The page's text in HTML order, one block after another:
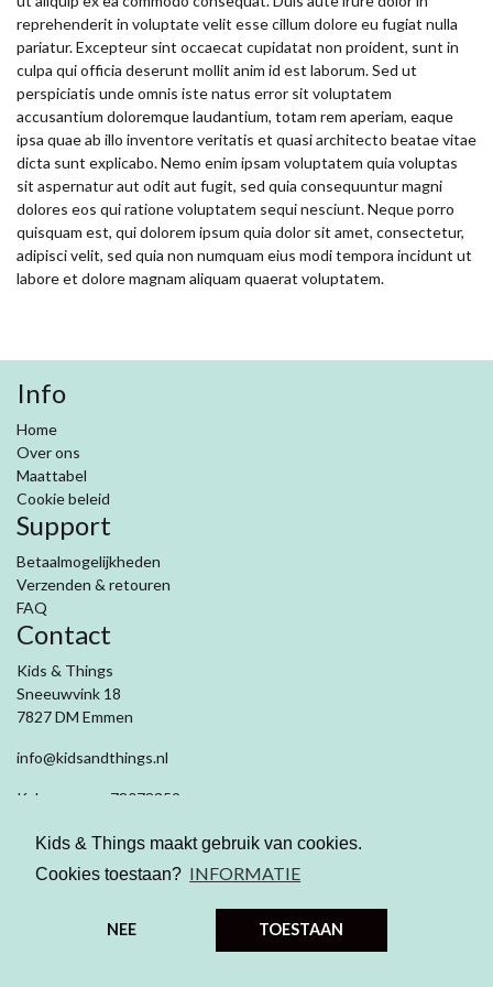
Kids & Things maakt gebruik van cookies.
Cookies toestaan? INFORMATIE
NEE TOESTAAN
reprehenderit in voluptate velit esse cillum dolore eu fugiat nulla
pariatur. Excepteur sint occaecat cupidatat non proident, sunt in
culpa qui officia deserunt mollit anim id est laborum. Sed ut
perspiciatis unde omnis iste natus error sit voluptatem
accusantium doloremque laudantium, totam rem aperiam, eaque
ipsa quae ab illo inventore veritatis et quasi architecto beatae vitae
dicta sunt explicabo. Nemo enim ipsam voluptatem quia voluptas
sit aspernatur aut odit aut fugit, sed quia consequuntur magni
dolores eos qui ratione voluptatem sequi nesciunt. Neque porro
quisquam est, qui dolorem ipsum quia dolor sit amet, consectetur,
adipisci velit, sed quia non numquam eius modi tempora incidunt ut
labore et dolore magnam aliquam quaerat voluptatem.
Info
Home
Over ons
Maattabel
Cookie beleid
Support
Betaalmogelijkheden
Verzenden & retouren
FAQ
Contact
Kids & Things
Sneeuwvink 18
7827 DM Emmen
info@kidsandthings.nl
Kvk nummer: 78073359
Algemene